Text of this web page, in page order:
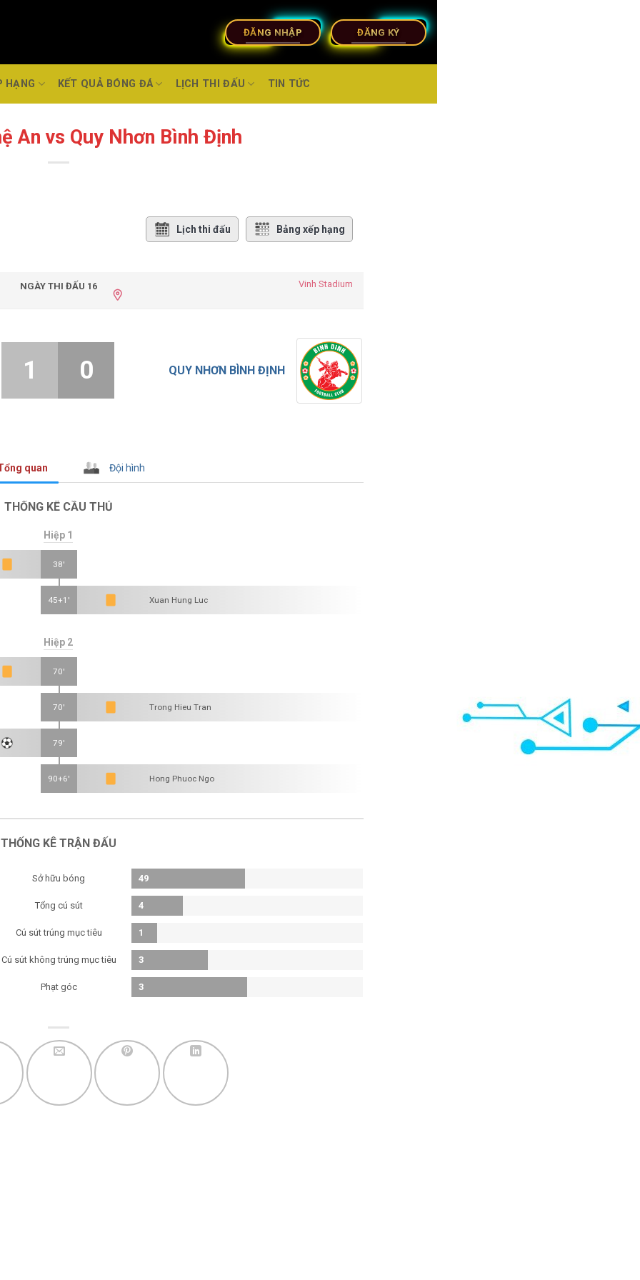
ĐĂNG NHẬP ĐĂNG KÝ
HẠNG KẾT QUẢ BÓNG ĐÁ LỊCH THI ĐẤU TIN TỨC
An vs Quy Nhơn Bình Định
Lịch thi đấu Bảng xếp hạng
NGÀY THI ĐẤU 16 Vinh Stadium
QUY NHƠN BÌNH ĐỊNH
1 0
quan Đội hình
THỐNG KÊ CẦU THỦ
Hiệp 1
38'
45+1' Xuan Hung Luc
Hiệp 2
70'
70' Trong Hieu Tran
79'
90+6' Hong Phuoc Ngo
THỐNG KÊ TRẬN ĐẤU
Sở hữu bóng 49
Tổng cú sút 4
Cú sút trúng mục tiêu 1
Cú sút không trúng mục tiêu 3
Phạt góc 3